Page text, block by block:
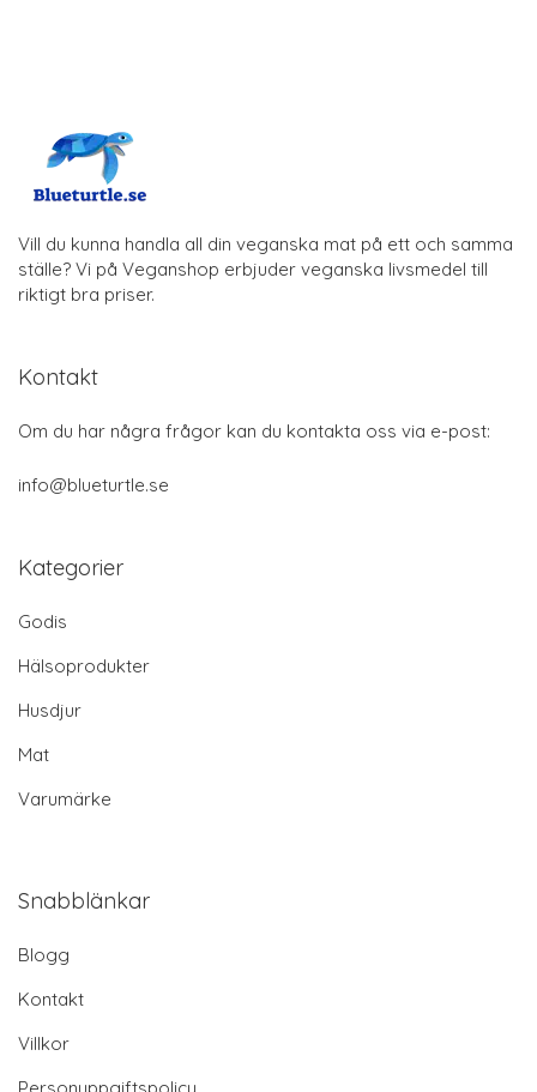
Vill du kunna handla all din veganska mat på ett och samma
ställe? Vi på Veganshop erbjuder veganska livsmedel till
riktigt bra priser.
Kontakt
Om du har några frågor kan du kontakta oss via e-post:
info@blueturtle.se
Kategorier
Godis
Hälsoprodukter
Husdjur
Mat
Varumärke
Snabblänkar
Blogg
Kontakt
Villkor